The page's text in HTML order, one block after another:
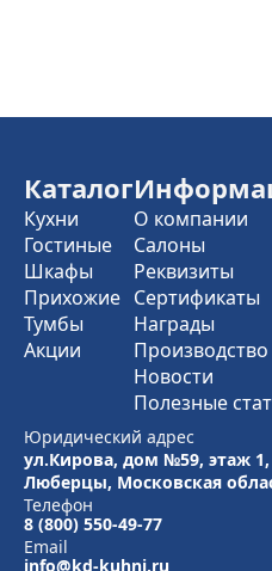
Каталог
Кухни
Гостиные
Шкафы
Прихожие
Тумбы
Акции
О компании
Салоны
Реквизиты
Сертификаты
Награды
Производство
Новости
Полезные
Юридический адрес
ул.Кирова, дом №59, этаж 1,
Люберцы, Московская
Телефон
8 (800) 550-49-77
Email
info@kd-kuhni.ru